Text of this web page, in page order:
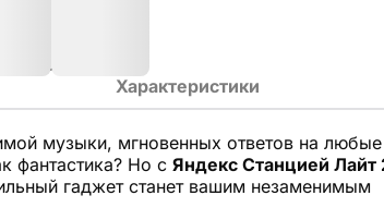
Характеристики
музыки, мгновенных ответов на любые
фантастика? Но с Яндекс Станцией Лайт
гаджет станет вашим незаменимым